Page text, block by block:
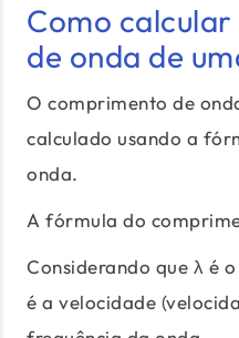
Como
de onda de
O comprimento de
calculado usando a
onda.
A fórmula do
Considerando que λ é
é a velocidade